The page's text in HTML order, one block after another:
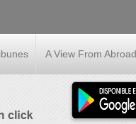
A View From Abroad